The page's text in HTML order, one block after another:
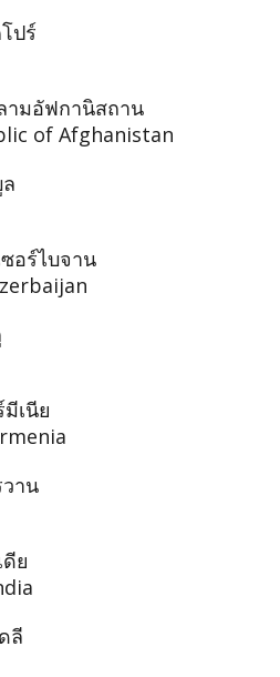
ปร์
ามอัฟกานิสถาน
of Afghanistan
อร์ไบจาน
เนีย
วาน
ย
ลี